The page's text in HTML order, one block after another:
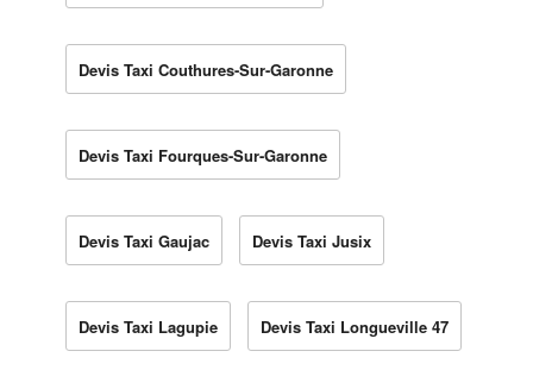
Devis Taxi Couthures-Sur-Garonne
Devis Taxi Fourques-Sur-Garonne
Devis Taxi Gaujac Devis Taxi Jusix
Devis Taxi Lagupie Devis Taxi Longueville 47